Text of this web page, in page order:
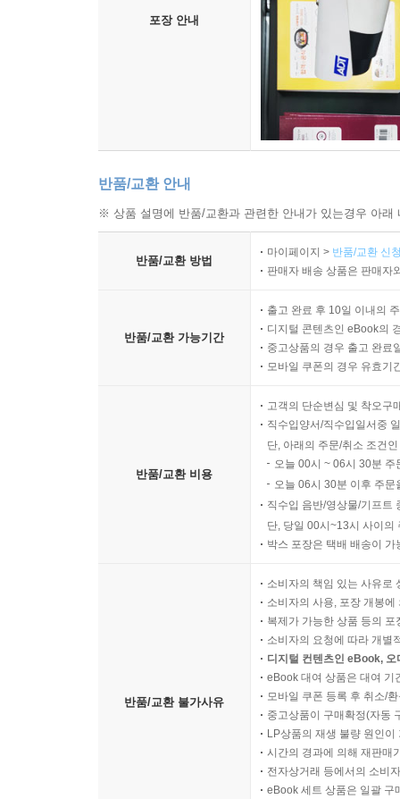
포장 안내
반품/교환 안내
※ 상품 설명에 반품/교환과 관련한 안내가 있는경우 아
반품/교환 방법
마이페이지 > 반품/교환 신
판매자 배송 상품은 판매자
반품/교환 가능기간
출고 완료 후 10일 이내의
디지털 콘텐츠인 eBook의
중고상품의 경우 출고 완료
모바일 쿠폰의 경우 유효기
반품/교환 비용
고객의 단순변심 및 착오구
직수입양서/직수입일서중
단, 아래의 주문/취소 조건
오늘 00시 ~ 06시 30분
오늘 06시 30분 이후 주
직수입 음반/영상물/기프트
단, 당일 00시~13시 사이의
박스 포장은 택배 배송이
반품/교환 불가사유
소비자의 책임 있는 사유로
소비자의 사용, 포장 개봉
복제가 가능한 상품 등의
소비자의 요청에 따라 개별
디지털 컨텐츠인 eBook,
eBook 대여 상품은 대여 기
모바일 쿠폰 등록 후 취소/
중고상품이 구매확정(자동
LP상품의 재생 불량 원인
시간의 경과에 의해 재판매
전자상거래 등에서의 소비
eBook 세트 상품은 일괄 구